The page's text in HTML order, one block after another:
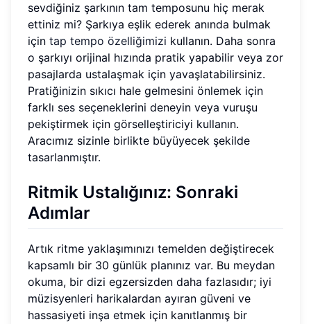
sevdiğiniz şarkının tam temposunu hiç merak
ettiniz mi? Şarkıya eşlik ederek anında bulmak
için tap tempo özelliğimizi kullanın. Daha sonra
o şarkıyı orijinal hızında pratik yapabilir veya zor
pasajlarda ustalaşmak için yavaşlatabilirsiniz.
Pratiğinizin sıkıcı hale gelmesini önlemek için
farklı ses seçeneklerini deneyin veya vuruşu
pekiştirmek için görselleştiriciyi kullanın.
Aracımız sizinle birlikte büyüyecek şekilde
tasarlanmıştır.
Ritmik Ustalığınız: Sonraki
Adımlar
Artık ritme yaklaşımınızı temelden değiştirecek
kapsamlı bir 30 günlük planınız var. Bu meydan
okuma, bir dizi egzersizden daha fazlasıdır; iyi
müzisyenleri harikalardan ayıran güveni ve
hassasiyeti inşa etmek için kanıtlanmış bir